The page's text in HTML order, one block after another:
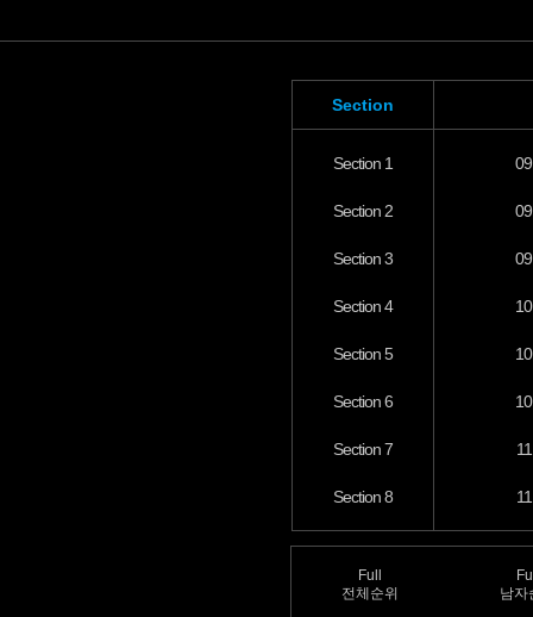
Section
Section 1
Section 2
Section 3
Section 4
Section 5
Section 6
Section 7
Section 8
Full
전체순위
남자